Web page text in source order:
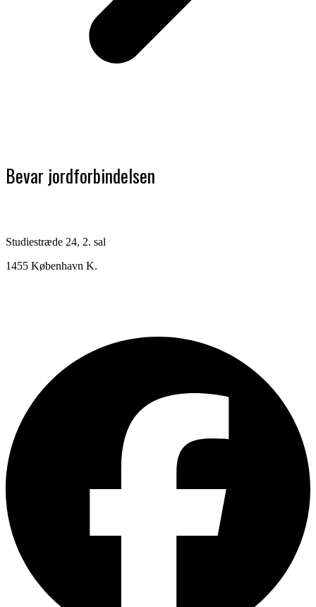
Bevar jordforbindelsen
Studiestræde 24, 2. sal
1455 København K.